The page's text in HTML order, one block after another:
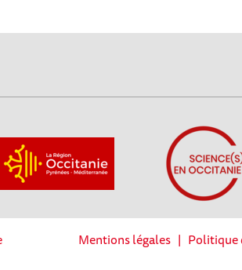
Mentions légales| Politique